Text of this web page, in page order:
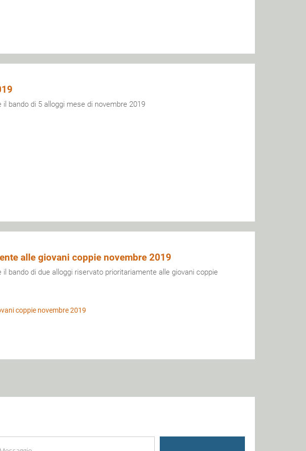
bando di 5 alloggi mese di novembre 2019
alle giovani coppie novembre 2019
bando di due alloggi riservato prioritariamente alle giovani coppie
coppie novembre 2019